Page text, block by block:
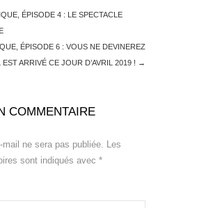
ÉPISODE 4 : LE SPECTACLE
ÉPISODE 6 : VOUS NE DEVINEREZ
EST ARRIVÉ CE JOUR D’AVRIL 2019 ! →
COMMENTAIRE
mail ne sera pas publiée. Les
sont indiqués avec *